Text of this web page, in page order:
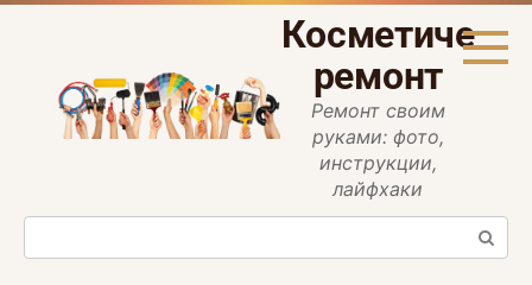
Перейти
ремонт
Ремонт своим
руками: фото,
инструкции,
лайфхаки
Поиск: